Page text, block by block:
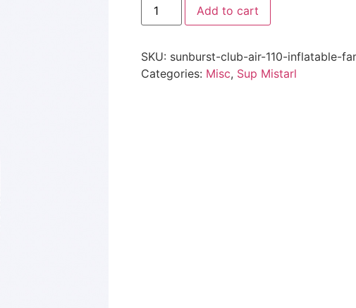
Add to cart
SKU: sunburst-club-air-110-inflatable-
Categories: Misc, Sup Mistarl